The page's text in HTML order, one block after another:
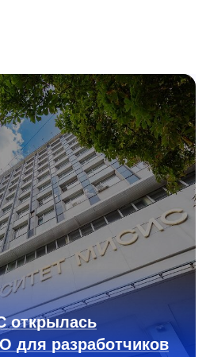
для разработчиков